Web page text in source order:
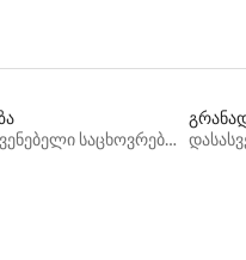
დასასვენებელი საცხოვრებლები